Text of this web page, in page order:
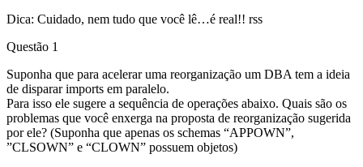
Dica: Cuidado, nem tudo que você lê…é real!! rss
Questão 1
Suponha que para acelerar uma reorganização um DBA tem a ideia
de disparar imports em paralelo.
Para isso ele sugere a sequência de operações abaixo. Quais são os
problemas que você enxerga na proposta de reorganização sugerida
por ele? (Suponha que apenas os schemas “APPOWN”,
”CLSOWN” e “CLOWN” possuem objetos)